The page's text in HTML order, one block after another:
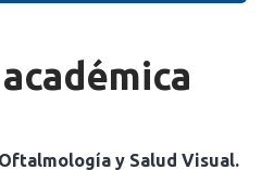
y Salud Visual.